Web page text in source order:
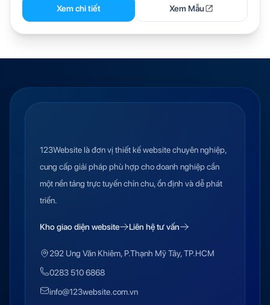
Xem chi tiết Xem Mẫu
123Website là đơn vị thiết kế website chuyên nghiệp,
cung cấp giải pháp phù hợp cho doanh nghiệp cần
một nền tảng trực tuyến chỉn chu, ổn định và dễ phát
triển.
Kho giao diện website Liên hệ tư vấn
292 Ung Văn Khiêm, P.Thạnh Mỹ Tây, TP.HCM
0283 510 6868
info@123website.com.vn